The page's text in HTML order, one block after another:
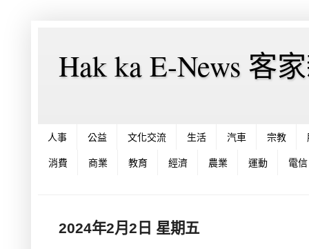
Hak ka E-News 客
人事 公益 文化交流 生活 汽車 宗教
消費 商業 教育 經濟 農業 運動 電信
2024年2月2日 星期五